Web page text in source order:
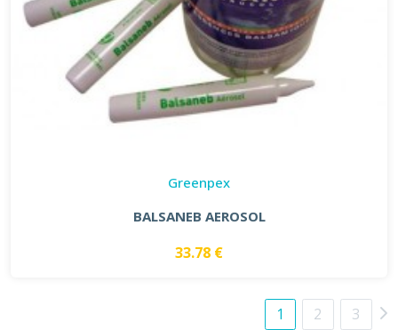
Greenpex
BALSANEB AEROSOL
33.78 €
1 2 3